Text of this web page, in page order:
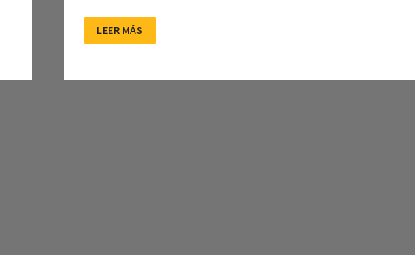
MANIFIESTO
POLÍTICO
IMÁGENES
LEER MÁS